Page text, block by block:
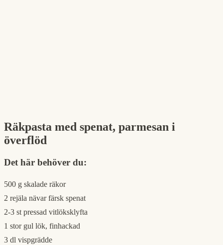
Räkpasta med spenat, parmesan i
överflöd
Det här behöver du:
500 g skalade räkor
2 rejäla nävar färsk spenat
2-3 st pressad vitlöksklyfta
1 stor gul lök, finhackad
3 dl vispgrädde